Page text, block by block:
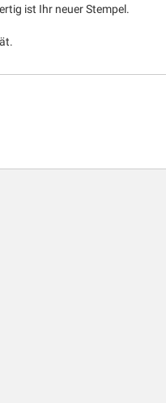
ist Ihr neuer Stempel.